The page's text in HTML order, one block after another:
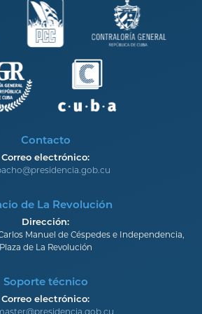
Contacto
Correo electrónico:
de La Revolución
Dirección:
Manuel de Céspedes e Independencia,
Plaza de La Revolución
Soporte técnico
Correo electrónico: